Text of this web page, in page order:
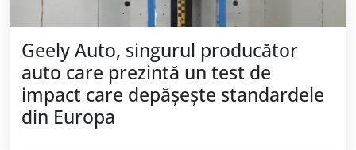
Geely Auto, singurul producător
auto care prezintă un test de
impact care depășește standardele
din Europa